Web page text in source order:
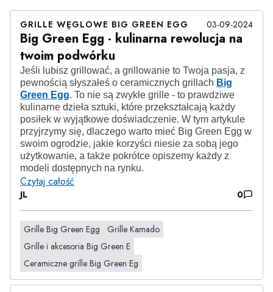
GRILLE WĘGLOWE BIG GREEN EGG 03-09-2024
Big Green Egg - kulinarna rewolucja na
twoim podwórku
Jeśli lubisz grillować, a grillowanie to Twoja pasja, z
pewnością słyszałeś o ceramicznych grillach Big
Green Egg. To nie są zwykłe grille - to prawdziwe
kulinarne dzieła sztuki, które przekształcają każdy
posiłek w wyjątkowe doświadczenie. W tym artykule
przyjrzymy się, dlaczego warto mieć Big Green Egg w
swoim ogrodzie, jakie korzyści niesie za sobą jego
użytkowanie, a także pokrótce opiszemy każdy z
modeli dostępnych na rynku.
Czytaj całość
JL 0
Grille Big Green Egg
Grille Kamado
Grille i akcesoria Big Green E
Ceramiczne grille Big Green Eg